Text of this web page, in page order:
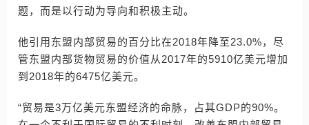
题，而是以行动为导向和积极主动。
他引用东盟内部贸易的百分比在2018年降至23.0%，尽
管东盟内部货物贸易的价值从2017年的5910亿美元增加
到2018年的6475亿美元。
“贸易是3万亿美元东盟经济的命脉，占其GDP的90%。